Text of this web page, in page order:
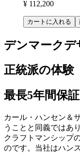
¥ 112,200
カートに入れる
デンマークデ
正統派の体験
最長5年間保証
カール・ハンセン＆
うことと同義ではあ
クラフトマンシップ
のです。当社はハン